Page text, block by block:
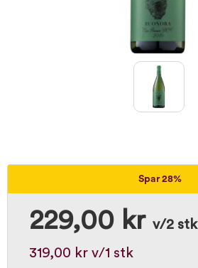
Spar 28%
229,00 kr v/2 stk
319,00 kr v/1 stk